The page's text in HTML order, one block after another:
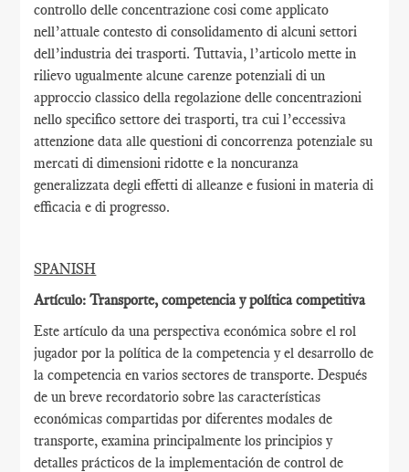
controllo delle concentrazione cosi come applicato
nell’attuale contesto di consolidamento di alcuni settori
dell’industria dei trasporti. Tuttavia, l’articolo mette in
rilievo ugualmente alcune carenze potenziali di un
approccio classico della regolazione delle concentrazioni
nello specifico settore dei trasporti, tra cui l’eccessiva
attenzione data alle questioni di concorrenza potenziale su
mercati di dimensioni ridotte e la noncuranza
generalizzata degli effetti di alleanze e fusioni in materia di
efficacia e di progresso.
SPANISH
Artículo: Transporte, competencia y política competitiva
Este artículo da una perspectiva económica sobre el rol
jugador por la política de la competencia y el desarrollo de
la competencia en varios sectores de transporte. Después
de un breve recordatorio sobre las características
económicas compartidas por diferentes modales de
transporte, examina principalmente los principios y
detalles prácticos de la implementación de control de